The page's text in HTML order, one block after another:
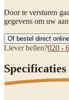
Door te versturen
gegevens om uw
Of bestel direct
Liever bellen?020 -
Specificaties